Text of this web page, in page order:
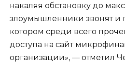
накаляя обстановку до
злоумышленники звонят и
котором среди всего
доступа на сайт
организации», — отметил